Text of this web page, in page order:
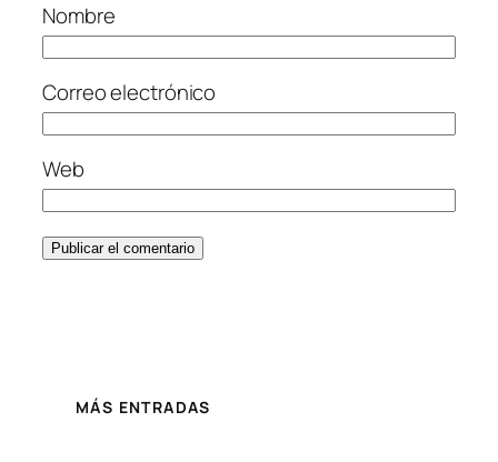
Nombre
Correo electrónico
Web
MÁS ENTRADAS